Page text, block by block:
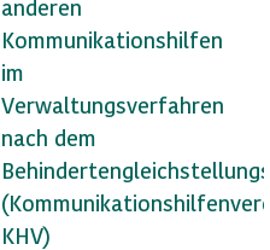
anderen
Kommunikationshilfen
im
Verwaltungsverfahren
nach dem
KHV)